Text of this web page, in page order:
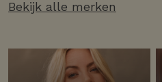
Bekijk alle merken